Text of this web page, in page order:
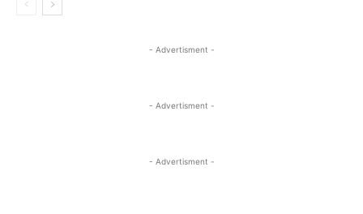
- Advertisment -
- Advertisment -
- Advertisment -